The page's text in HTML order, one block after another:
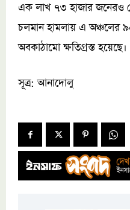
এক লাখ ৭৩ হাজার জনেরও
চলমান হামলায় এ অঞ্চলের
অবকাঠামো ক্ষতিগ্রস্ত হয়েছে।
সূত্র: আনাদোলু